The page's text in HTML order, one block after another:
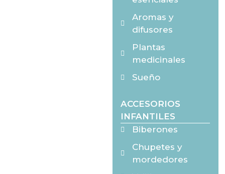
Aromas y
difusores
Plantas
medicinales
Sueño
ACCESORIOS
INFANTILES
Biberones
Chupetes y
mordedores